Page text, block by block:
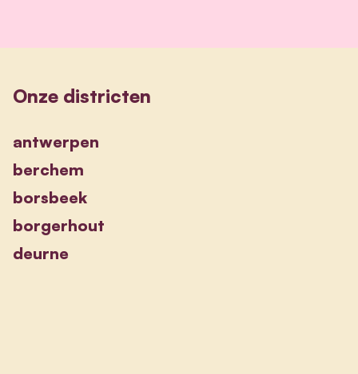
Onze districten
antwerpen
berchem
borsbeek
borgerhout
deurne